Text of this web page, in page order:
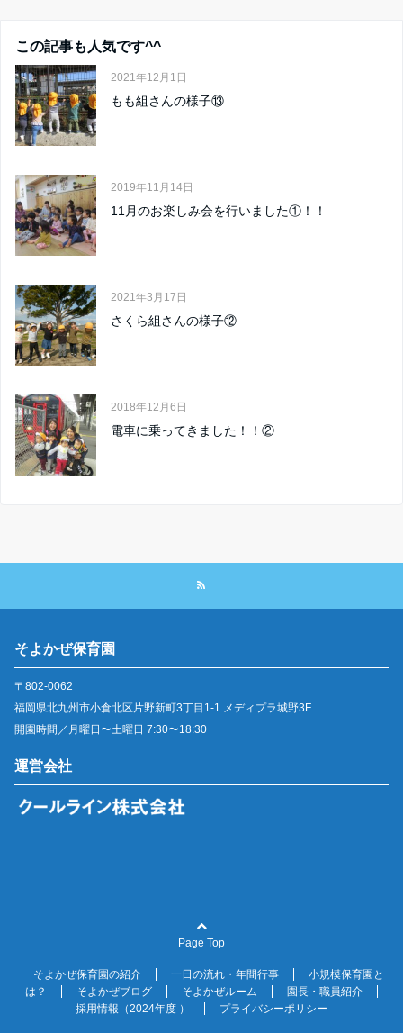
この記事も人気です^^
2021年12月1日
もも組さんの様子⑬
2019年11月14日
11月のお楽しみ会を行いました①！！
2021年3月17日
さくら組さんの様子⑫
2018年12月6日
電車に乗ってきました！！②
そよかぜ保育園
〒802-0062
福岡県北九州市小倉北区片野新町3丁目1-1 メディプラ城野3F
開園時間／月曜日〜土曜日 7:30〜18:30
運営会社
Page Top
そよかぜ保育園の紹介 一日の流れ・年間行事
小規模保育園と
は？
そよかぜブログ そよかぜルーム
園長・職員紹介
採用情報（2024年度 ）
プライバシーポリシー